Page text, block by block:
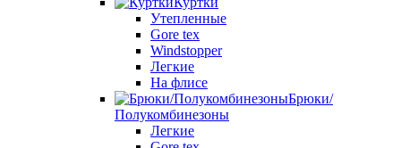
Утепленные
Gore tex
Windstopper
Легкие
На флисе
Брюки/
Полукомбинезоны
Легкие